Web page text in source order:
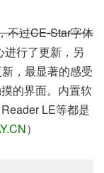
不过CE-Star字体
进行了更新，另
，最显著的感受
的界面。内置软
LE等都是
）